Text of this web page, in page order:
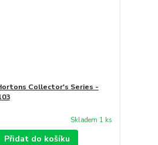
Collector's Series -
Skladem 1 ks
Přidat do košíku